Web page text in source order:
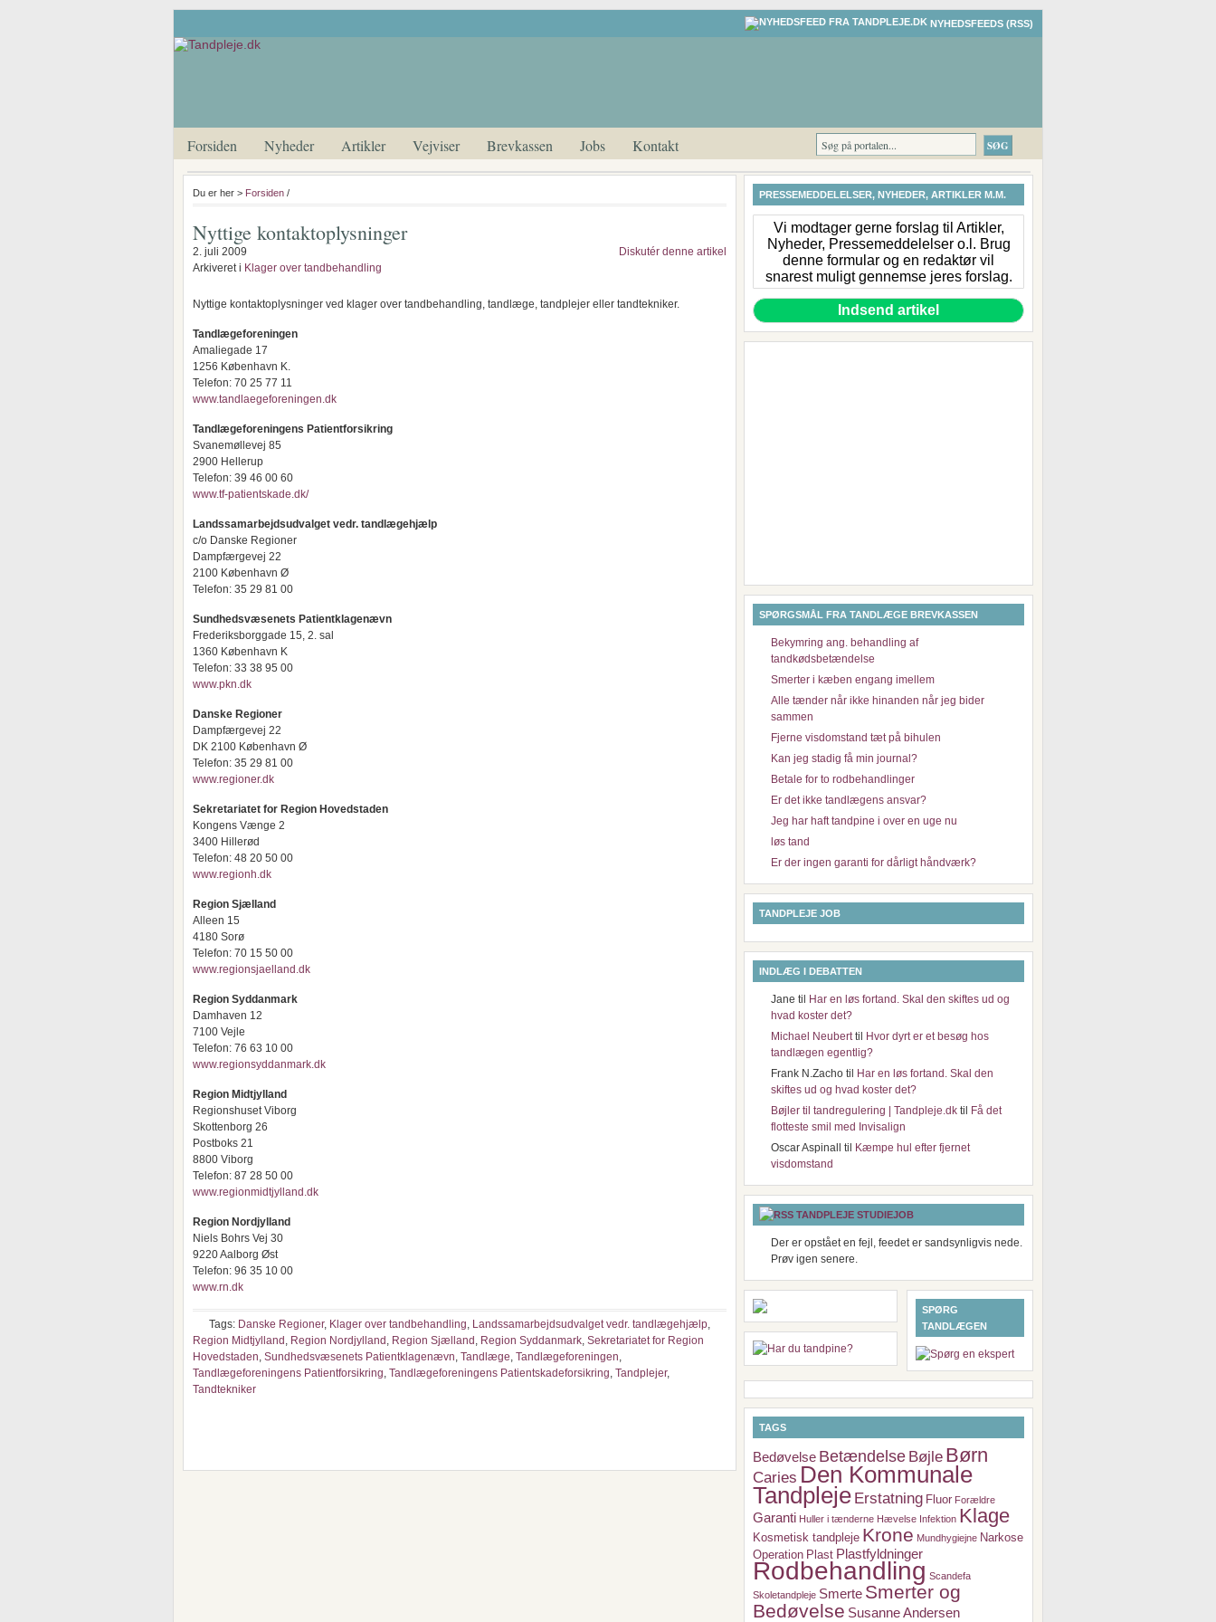
NYHEDSFEEDS (RSS)
Forsiden Nyheder Artikler Vejviser Brevkassen Jobs Kontakt
Du er her > Forsiden /
Nyttige kontaktoplysninger
2. juli 2009
Arkiveret i Klager over tandbehandling
Diskutér denne artikel
Nyttige kontaktoplysninger ved klager over tandbehandling, tandlæge, tandplejer eller tandtekniker.
Tandlægeforeningen
Amaliegade 17
1256 København K.
Telefon: 70 25 77 11
www.tandlaegeforeningen.dk
Tandlægeforeningens Patientforsikring
Svanemøllevej 85
2900 Hellerup
Telefon: 39 46 00 60
www.tf-patientskade.dk/
Landssamarbejdsudvalget vedr. tandlægehjælp
c/o Danske Regioner
Dampfærgevej 22
2100 København Ø
Telefon: 35 29 81 00
Sundhedsvæsenets Patientklagenævn
Frederiksborggade 15, 2. sal
1360 København K
Telefon: 33 38 95 00
www.pkn.dk
Danske Regioner
Dampfærgevej 22
DK 2100 København Ø
Telefon: 35 29 81 00
www.regioner.dk
Sekretariatet for Region Hovedstaden
Kongens Vænge 2
3400 Hillerød
Telefon: 48 20 50 00
www.regionh.dk
Region Sjælland
Alleen 15
4180 Sorø
Telefon: 70 15 50 00
www.regionsjaelland.dk
Region Syddanmark
Damhaven 12
7100 Vejle
Telefon: 76 63 10 00
www.regionsyddanmark.dk
Region Midtjylland
Regionshuset Viborg
Skottenborg 26
Postboks 21
8800 Viborg
Telefon: 87 28 50 00
www.regionmidtjylland.dk
Region Nordjylland
Niels Bohrs Vej 30
9220 Aalborg Øst
Telefon: 96 35 10 00
www.rn.dk
Tags: Danske Regioner, Klager over tandbehandling, Landssamarbejdsudvalget vedr. tandlægehjælp,
Region Midtjylland , Region Nordjylland , Region Sjælland , Region Syddanmark, Sekretariatet for Region
Hovedstaden, Sundhedsvæsenets Patientklagenævn, Tandlæge, Tandlægeforeningen,
Tandlægeforeningens Patientforsikring, Tandlægeforeningens Patientskadeforsikring, Tandplejer,
Tandtekniker
PRESSEMEDDELELSER, NYHEDER, ARTIKLER M.M.
Vi modtager gerne forslag til Artikler,
Nyheder, Pressemeddelelser o.l. Brug
denne formular og en redaktør vil
snarest muligt gennemse jeres forslag.
Indsend artikel
SPØRGSMÅL FRA TANDLÆGE BREVKASSEN
Bekymring ang. behandling af
tandkødsbetændelse
Smerter i kæben engang imellem
Alle tænder når ikke hinanden når jeg bider
sammen
Fjerne visdomstand tæt på bihulen
Kan jeg stadig få min journal?
Betale for to rodbehandlinger
Er det ikke tandlægens ansvar?
Jeg har haft tandpine i over en uge nu
løs tand
Er der ingen garanti for dårligt håndværk?
TANDPLEJE JOB
INDLÆG I DEBATTEN
Jane til
Har en løs fortand. Skal den skiftes ud og
hvad koster det?
Michael Neuberttil
Hvor dyrt er et besøg hos
tandlægen egentlig?
Frank N.Zacho til
Har en løs fortand. Skal den
skiftes ud og hvad koster det?
Bøjler til tandregulering | Tandpleje.dk til
Få det
flotteste smil med Invisalign
Oscar Aspinall
til
Kæmpe hul efter fjernet
visdomstand
TANDPLEJE STUDIEJOB
Der er opstået en fejl, feedet er sandsynligvis nede.
Prøv igen senere.
SPØRG
TANDLÆGEN
TAGS
Bedøvelse Betændelse Bøjle Børn
Caries Den Kommunale
Tandpleje Erstatning Fluor Forældre
Garanti Huller i tænderne Hævelse Infektion Klage
Kosmetisk tandpleje Krone Mundhygiejne Narkose
Operation Plast Plastfyldninger
Rodbehandling Scandefa
Skoletandpleje Smerte Smerter og
Bedøvelse Susanne Andersen